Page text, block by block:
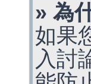
» 為
如果
入討